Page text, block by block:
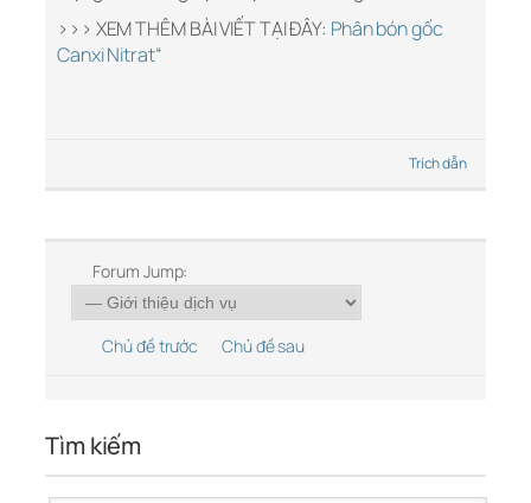
>>> XEM THÊM BÀI VIẾT TẠI ĐÂY: Phân bón gốc
Canxi Nitrat“
Trích dẫn
Forum Jump:
Chủ đề trước Chủ đề sau
Tìm kiếm